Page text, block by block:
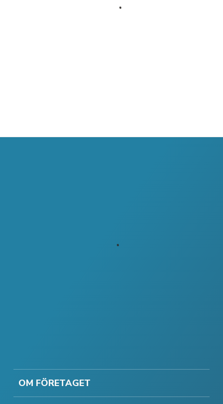
OM FÖRETAGET